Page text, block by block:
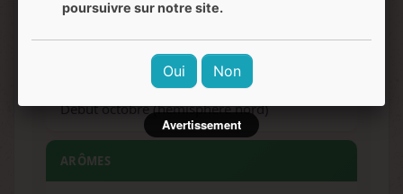
en extérieur
RÉCOLTE EXTÉRIEUR
Début octobre (hémisphère nord)
ARÔMES
poursuivre sur notre site.
Oui Non
Avertissement